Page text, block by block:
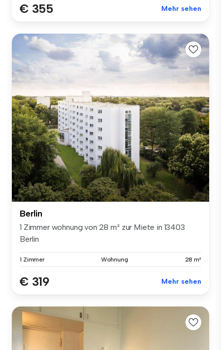
€ 355 Mehr sehen
Berlin
1 Zimmer wohnung von 28 m² zur Miete in 13403
Berlin
1 Zimmer Wohnung 28 m²
€ 319 Mehr sehen